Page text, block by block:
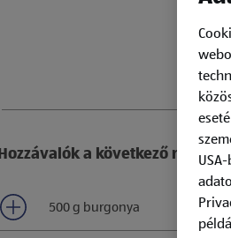
Hozzávalók a következő
500 g burgonya